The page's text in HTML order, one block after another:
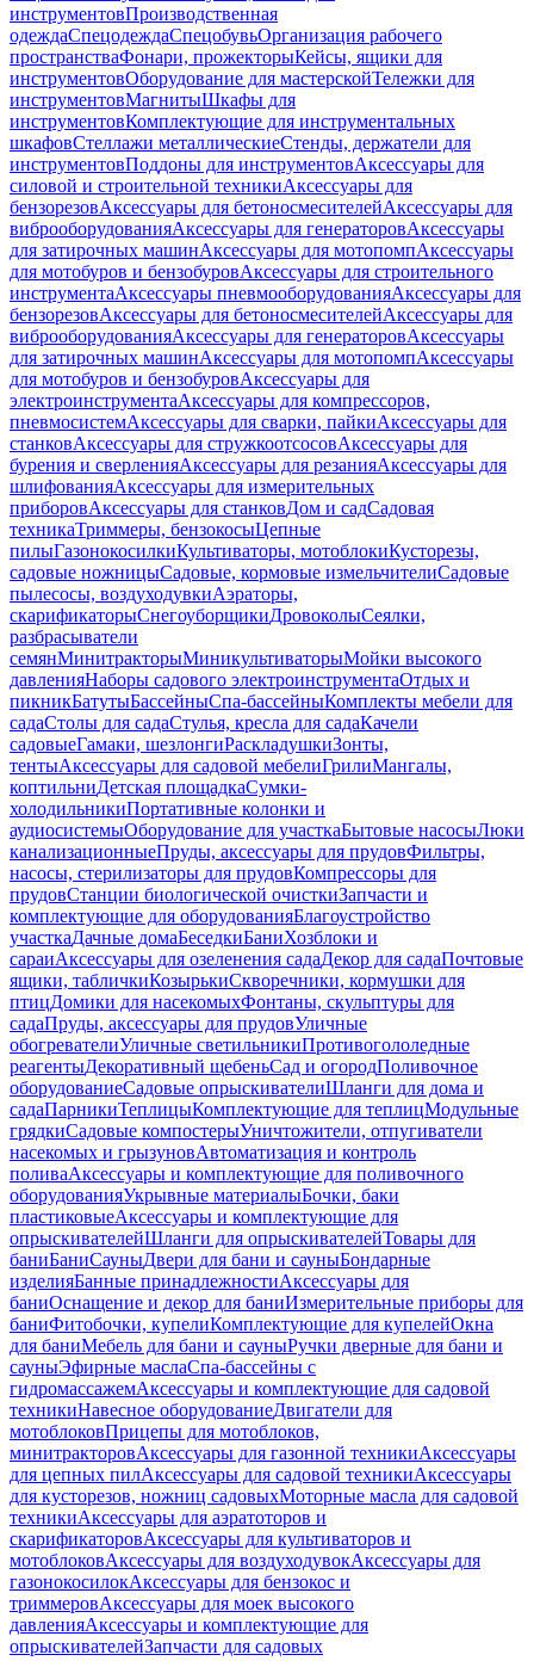
инструментовПроизводственная
одеждаСпецодеждаСпецобувьОрганизация рабочего
пространстваФонари, прожекторыКейсы, ящики для
инструментовОборудование для мастерскойТележки для
инструментовМагнитыШкафы для
инструментовКомплектующие для инструментальных
шкафовСтеллажи металлическиеСтенды, держатели для
инструментовПоддоны для инструментовАксессуары для
силовой и строительной техникиАксессуары для
бензорезовАксессуары для бетоносмесителейАксессуары для
виброоборудованияАксессуары для генераторовАксессуары
для затирочных машинАксессуары для мотопомпАксессуары
для мотобуров и бензобуровАксессуары для строительного
инструментаАксессуары пневмооборудованияАксессуары для
бензорезовАксессуары для бетоносмесителейАксессуары для
виброоборудованияАксессуары для генераторовАксессуары
для затирочных машинАксессуары для мотопомпАксессуары
для мотобуров и бензобуровАксессуары для
электроинструментаАксессуары для компрессоров,
пневмосистемАксессуары для сварки, пайкиАксессуары для
станковАксессуары для стружкоотсосовАксессуары для
бурения и сверленияАксессуары для резанияАксессуары для
шлифованияАксессуары для измерительных
приборовАксессуары для станковДом и садСадовая
техникаТриммеры, бензокосыЦепные
пилыГазонокосилкиКультиваторы, мотоблокиКусторезы,
садовые ножницыСадовые, кормовые измельчителиСадовые
пылесосы, воздуходувкиАэраторы,
скарификаторыСнегоуборщикиДровоколыСеялки,
разбрасыватели
семянМинитракторыМиникультиваторыМойки высокого
давленияНаборы садового электроинструментаОтдых и
пикникБатутыБассейныСпа-бассейныКомплекты мебели для
садаСтолы для садаСтулья, кресла для садаКачели
садовыеГамаки, шезлонгиРаскладушкиЗонты,
тентыАксессуары для садовой мебелиГрилиМангалы,
коптильниДетская площадкаСумки-
холодильникиПортативные колонки и
аудиосистемыОборудование для участкаБытовые насосыЛюки
канализационныеПруды, аксессуары для прудовФильтры,
насосы, стерилизаторы для прудовКомпрессоры для
прудовСтанции биологической очисткиЗапчасти и
комплектующие для оборудованияБлагоустройство
участкаДачные домаБеседкиБаниХозблоки и
сараиАксессуары для озеленения садаДекор для садаПочтовые
ящики, табличкиКозырькиСкворечники, кормушки для
птицДомики для насекомыхФонтаны, скульптуры для
садаПруды, аксессуары для прудовУличные
обогревателиУличные светильникиПротивогололедные
реагентыДекоративный щебеньСад и огородПоливочное
оборудованиеСадовые опрыскивателиШланги для дома и
садаПарникиТеплицыКомплектующие для теплицМодульные
грядкиСадовые компостерыУничтожители, отпугиватели
насекомых и грызуновАвтоматизация и контроль
поливаАксессуары и комплектующие для поливочного
оборудованияУкрывные материалыБочки, баки
пластиковыеАксессуары и комплектующие для
опрыскивателейШланги для опрыскивателейТовары для
баниБаниСауныДвери для бани и сауныБондарные
изделияБанные принадлежностиАксессуары для
баниОснащение и декор для баниИзмерительные приборы для
баниФитобочки, купелиКомплектующие для купелейОкна
для баниМебель для бани и сауныРучки дверные для бани и
сауныЭфирные маслаСпа-бассейны с
гидромассажемАксессуары и комплектующие для садовой
техникиНавесное оборудованиеДвигатели для
мотоблоковПрицепы для мотоблоков,
минитракторовАксессуары для газонной техникиАксессуары
для цепных пилАксессуары для садовой техникиАксессуары
для кусторезов, ножниц садовыхМоторные масла для садовой
техникиАксессуары для аэратоторов и
скарификаторовАксессуары для культиваторов и
мотоблоковАксессуары для воздуходувокАксессуары для
газонокосилокАксессуары для бензокос и
триммеровАксессуары для моек высокого
давленияАксессуары и комплектующие для
опрыскивателейЗапчасти для садовых